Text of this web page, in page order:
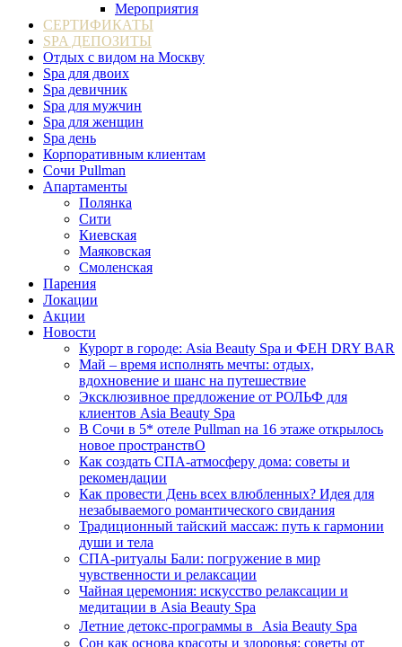
Мероприятия
СЕРТИФИКАТЫ
SPA ДЕПОЗИТЫ
Отдых с видом на Москву
Spa для двоих
Spa девичник
Spa для мужчин
Spa для женщин
Spa день
Корпоративным клиентам
Сочи Pullman
Апартаменты
Полянка
Сити
Киевская
Маяковская
Смоленская
Парения
Локации
Акции
Новости
Курорт в городе: Asia Beauty Spa и ФЕН DRY BAR
Май – время исполнять мечты: отдых,
вдохновение и шанс на путешествие
Эксклюзивное предложение от РОЛЬФ для
клиентов Asia Beauty Spa
В Сочи в 5* отеле Pullman на 16 этаже открылось
новое пространствО
Как создать СПА-атмосферу дома: советы и
рекомендации
Как провести День всех влюбленных? Идея для
незабываемого романтического свидания
Традиционный тайский массаж: путь к гармонии
души и тела
СПА-ритуалы Бали: погружение в мир
чувственности и релаксации
Чайная церемония: искусство релаксации и
медитации в Asia Beauty Spa
Летние детокс-программы в Asia Beauty Spa
Сон как основа красоты и здоровья: советы от